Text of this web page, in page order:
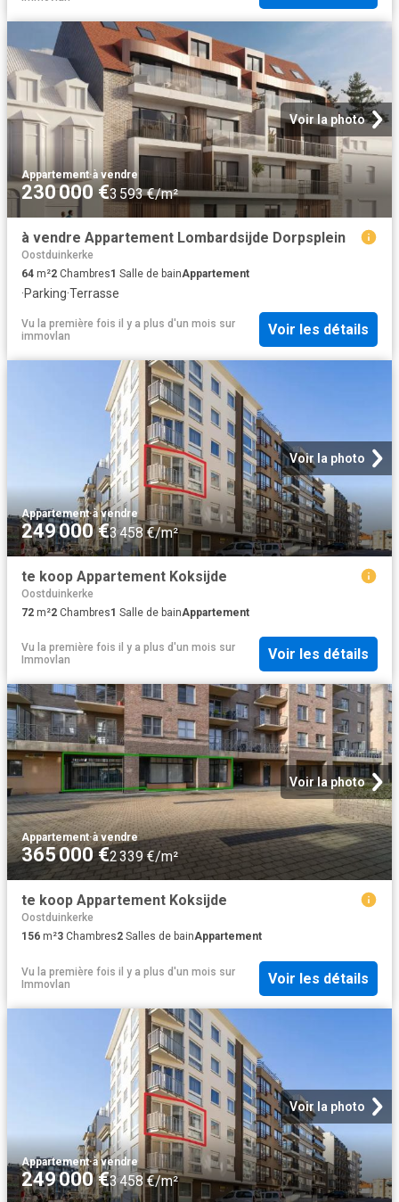
Voir la photo
Appartement·à vendre
230 000 €3 593 €/m²
à vendre Appartement Lombardsijde Dorpsplein
Oostduinkerke
64 m²2 Chambres1 Salle de bainAppartement
·Parking·Terrasse
Vu la première fois il y a plus d'un mois sur
immovlan
Voir les détails
Voir la photo
Appartement·à vendre
249 000 €3 458 €/m²
te koop Appartement Koksijde
Oostduinkerke
72 m²2 Chambres1 Salle de bainAppartement
Vu la première fois il y a plus d'un mois sur
Immovlan
Voir les détails
Voir la photo
Appartement·à vendre
365 000 €2 339 €/m²
te koop Appartement Koksijde
Oostduinkerke
156 m²3 Chambres2 Salles de bainAppartement
Vu la première fois il y a plus d'un mois sur
Immovlan
Voir les détails
Voir la photo
Appartement·à vendre
249 000 €3 458 €/m²